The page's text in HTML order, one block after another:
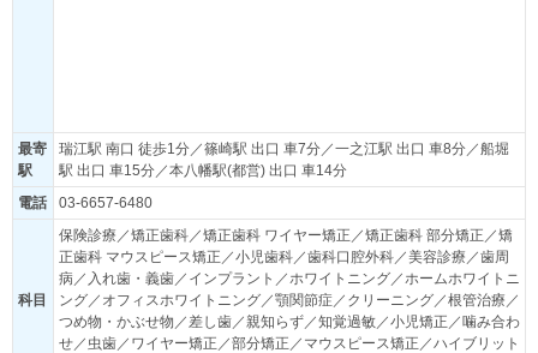
最寄
駅
瑞江駅 南口 徒歩1分／篠崎駅 出口 車7分／一之江駅 出口 車8分／船堀
駅 出口 車15分／本八幡駅(都営) 出口 車14分
電話
03-6657-6480
科目
保険診療／矯正歯科／矯正歯科 ワイヤー矯正／矯正歯科 部分矯正／矯
正歯科 マウスピース矯正／小児歯科／歯科口腔外科／美容診療／歯周
病／入れ歯・義歯／インプラント／ホワイトニング／ホームホワイトニ
ング／オフィスホワイトニング／顎関節症／クリーニング／根管治療／
つめ物・かぶせ物／差し歯／親知らず／知覚過敏／小児矯正／噛み合わ
せ／虫歯／ワイヤー矯正／部分矯正／マウスピース矯正／ハイブリット